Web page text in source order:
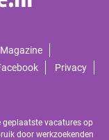
Magazine
Privacy
vacatures op
door werkzoekenden